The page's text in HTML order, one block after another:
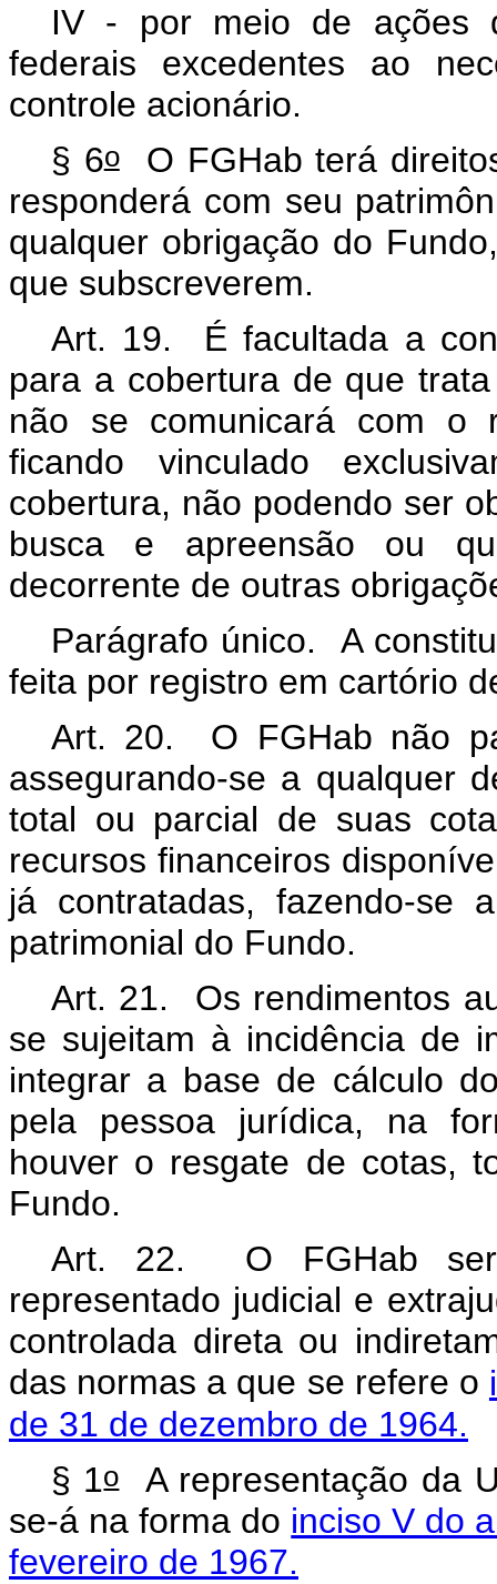
IV - por meio de ações
federais excedentes ao
controle acionário.
§ 6oO FGHab terá
responderá com seu
qualquer obrigação do
que subscreverem.
Art. 19. É facultada a
para a cobertura de que
não se comunicará com o
ficando vinculado
cobertura, não podendo ser
busca e apreensão ou
decorrente de outras
Parágrafo único. A
feita por registro em cartório
Art. 20. O FGHab não
assegurando-se a qualquer
total ou parcial de suas
recursos financeiros
já contratadas, fazendo-se
patrimonial do Fundo.
Art. 21. Os rendimentos
se sujeitam à incidência de
integrar a base de cálculo
pela pessoa jurídica, na
houver o resgate de cotas,
Fundo.
Art. 22. O FGHab
representado judicial e
controlada direta ou
das normas a que se refere o
de 31 de dezembro de 1964.
§ 1oA representação da
se-á na forma do inciso V do
fevereiro de 1967.